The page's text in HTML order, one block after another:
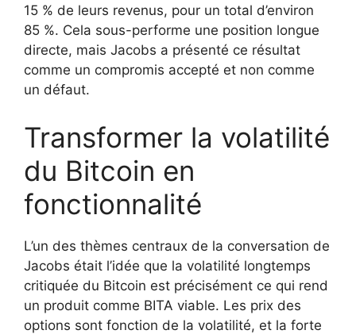
15 % de leurs revenus, pour un total d’environ
85 %. Cela sous-performe une position longue
directe, mais Jacobs a présenté ce résultat
comme un compromis accepté et non comme
un défaut.
Transformer la volatilité
du Bitcoin en
fonctionnalité
L’un des thèmes centraux de la conversation de
Jacobs était l’idée que la volatilité longtemps
critiquée du Bitcoin est précisément ce qui rend
un produit comme BITA viable. Les prix des
options sont fonction de la volatilité, et la forte